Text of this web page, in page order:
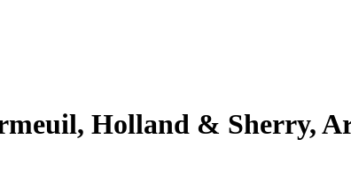
Holland & Sherry,